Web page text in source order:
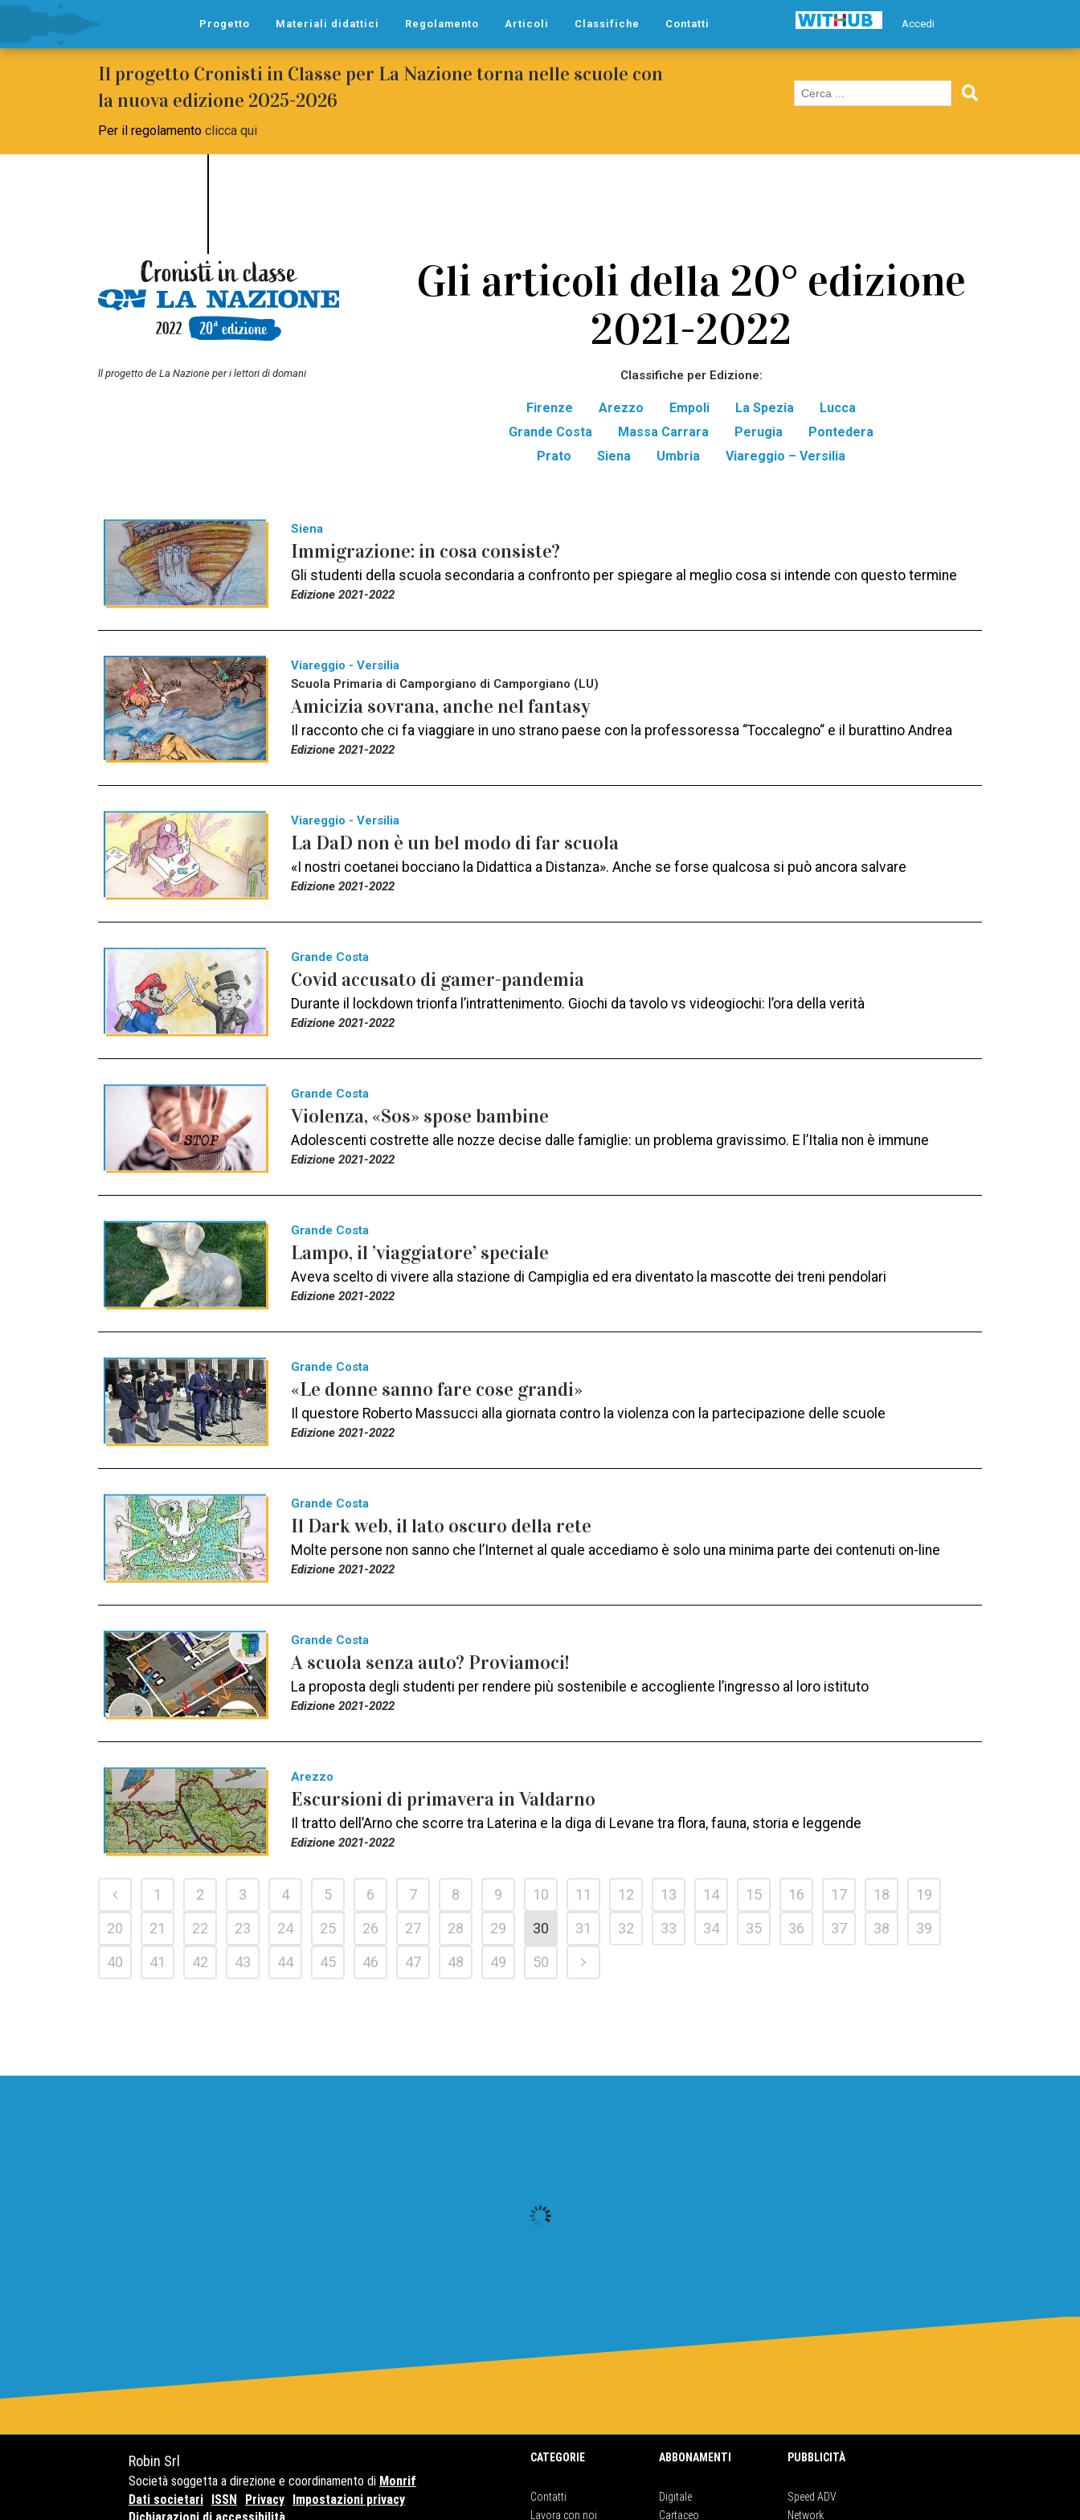
Accedi
Progetto Materiali didattici Regolamento Articoli Classifiche Contatti
Il progetto Cronisti in Classe per La Nazione torna nelle scuole con
la nuova edizione 2025-2026
Per il regolamento clicca qui
ll progetto de La Nazione per i lettori di domani
Gli articoli della 20° edizione
2021-2022
Classifiche per Edizione:
Firenze Arezzo Empoli La Spezia
Lucca
Grande Costa
Massa Carrara Perugia
Pontedera
Prato
Siena Umbria Viareggio – Versilia
Siena
Immigrazione: in cosa consiste?
Gli studenti della scuola secondaria a confronto per spiegare al meglio cosa si intende con questo termine
Edizione 2021-2022
Viareggio - Versilia
Scuola Primaria di Camporgiano di Camporgiano (LU)
Amicizia sovrana, anche nel fantasy
Il racconto che ci fa viaggiare in uno strano paese con la professoressa “Toccalegno“ e il burattino Andrea
Edizione 2021-2022
Viareggio - Versilia
La DaD non è un bel modo di far scuola
«I nostri coetanei bocciano la Didattica a Distanza». Anche se forse qualcosa si può ancora salvare
Edizione 2021-2022
Grande Costa
Covid accusato di gamer-pandemia
Durante il lockdown trionfa l’intrattenimento. Giochi da tavolo vs videogiochi: l’ora della verità
Edizione 2021-2022
Grande Costa
Violenza, «Sos» spose bambine
Adolescenti costrette alle nozze decise dalle famiglie: un problema gravissimo. E l’Italia non è immune
Edizione 2021-2022
Grande Costa
Lampo, il ’viaggiatore’ speciale
Aveva scelto di vivere alla stazione di Campiglia ed era diventato la mascotte dei treni pendolari
Edizione 2021-2022
Grande Costa
«Le donne sanno fare cose grandi»
Il questore Roberto Massucci alla giornata contro la violenza con la partecipazione delle scuole
Edizione 2021-2022
Grande Costa
Il Dark web, il lato oscuro della rete
Molte persone non sanno che l’Internet al quale accediamo è solo una minima parte dei contenuti on-line
Edizione 2021-2022
Grande Costa
A scuola senza auto? Proviamoci!
La proposta degli studenti per rendere più sostenibile e accogliente l’ingresso al loro istituto
Edizione 2021-2022
Arezzo
Escursioni di primavera in Valdarno
Il tratto dell’Arno che scorre tra Laterina e la diga di Levane tra flora, fauna, storia e leggende
Edizione 2021-2022
1 2 3 4 5 6 7 8 9 10 11 12 13 14 15 16 17 18
19
20
21 22 23 24 25 26 27 28 29 30 31 32 33 34 35 36 37 38
39
40
41 42 43 44 45 46 47 48 49 50
Robin Srl
Società soggetta a direzione e coordinamento di Monrif
Dati societari ISSN Privacy Impostazioni privacy
CATEGORIE
Contatti
Lavora con noi
ABBONAMENTI
Digitale
Cartaceo
PUBBLICITÀ
Speed ADV
Network